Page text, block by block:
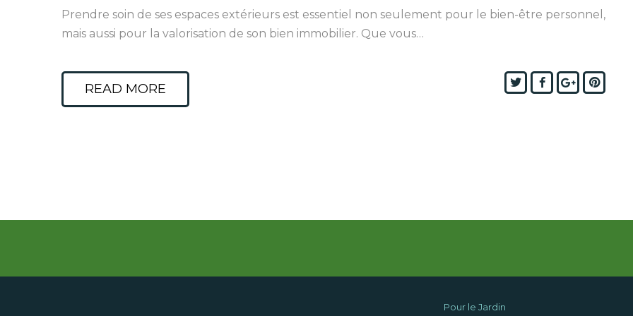
Prendre soin de ses espaces extérieurs est essentiel non seulement pour le bien-être personnel,
mais aussi pour la valorisation de son bien immobilier. Que vous…
READ MORE TwitterFacebook
Google+
Pour le Jardin